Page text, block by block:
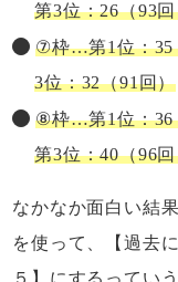
第3位：26（93
⑦枠…第1位：35
3位：32（91回）
⑧枠…第1位：36
第3位：40（96
なかなか面白い結
を使って、【過去
５】にするってい